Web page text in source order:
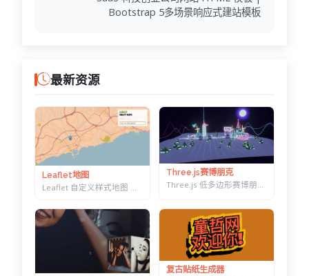
Bootstrap 5多场景响应式建站模板
最新资源
Leaflet地图
Leaflet 自定义样式地图 — 十几套配色一键切换，带自动降级容错
Three.js赛博朋克
Three.js 低多边形赛博朋克村落 — 霓虹辉光夜景，五项参数实时可调
复古贴纸生成器